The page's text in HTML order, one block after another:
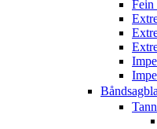
Fein